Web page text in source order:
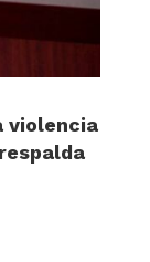
violencia